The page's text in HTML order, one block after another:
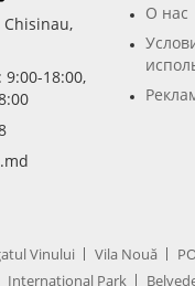
Chisinau,
18:00,
О нас
Vinului Vila Nouă
International Park